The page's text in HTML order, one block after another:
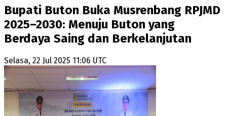
Bupati Buton Buka Musrenbang RPJMD
2025–2030: Menuju Buton yang
Berdaya Saing dan Berkelanjutan
Selasa, 22 Jul 2025 11:06 UTC